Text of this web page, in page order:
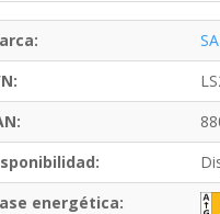
energética: